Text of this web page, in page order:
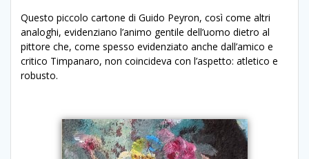
Questo piccolo cartone di Guido Peyron, così come altri
analoghi, evidenziano l’animo gentile dell’uomo dietro al
pittore che, come spesso evidenziato anche dall’amico e
critico Timpanaro, non coincideva con l’aspetto: atletico e
robusto.